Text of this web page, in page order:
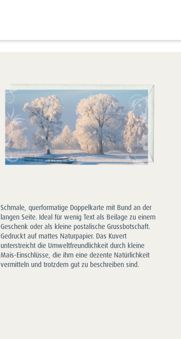
Schmale, querformatige Doppelkarte mit Bund an der
langen Seite. Ideal für wenig Text als Beilage zu einem
Geschenk oder als kleine postalische Grussbotschaft.
Gedruckt auf mattes Naturpapier. Das Kuvert
unterstreicht die Umweltfreundlichkeit durch kleine
Mais-Einschlüsse, die ihm eine dezente Natürlichkeit
vermitteln und trotzdem gut zu beschreiben sind.